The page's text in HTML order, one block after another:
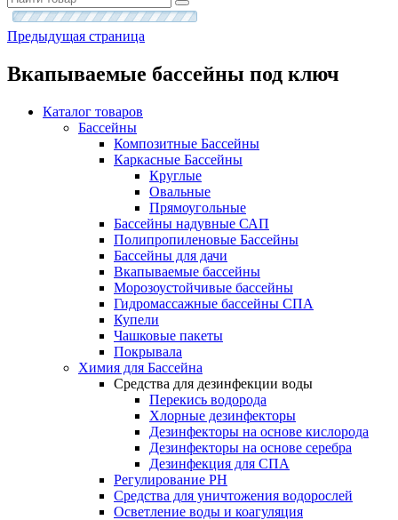
Предыдущая страница
Вкапываемые бассейны под ключ
Каталог товаров
Бассейны
Композитные Бассейны
Каркасные Бассейны
Круглые
Овальные
Прямоугольные
Бассейны надувные САП
Полипропиленовые Бассейны
Бассейны для дачи
Вкапываемые бассейны
Морозоустойчивые бассейны
Гидромассажные бассейны СПА
Купели
Чашковые пакеты
Покрывала
Химия для Бассейна
Средства для дезинфекции воды
Перекись водорода
Хлорные дезинфекторы
Дезинфекторы на основе кислорода
Дезинфекторы на основе серебра
Дезинфекция для СПА
Регулирование РН
Средства для уничтожения водорослей
Осветление воды и коагуляция